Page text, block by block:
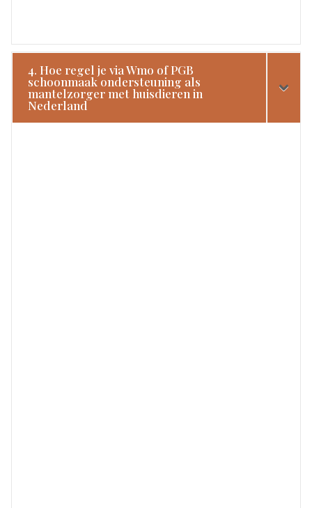
4. Hoe regel je via Wmo of PGB
schoonmaak ondersteuning als
mantelzorger met huisdieren in
Nederland